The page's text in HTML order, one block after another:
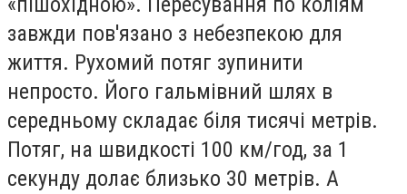
завжди пов'язано з небезпекою для
життя. Рухомий потяг зупинити
непросто. Його гальмівний шлях в
середньому складає біля тисячі метрів.
Потяг, на швидкості 100 км/год, за 1
секунду долає близько 30 метрів. А